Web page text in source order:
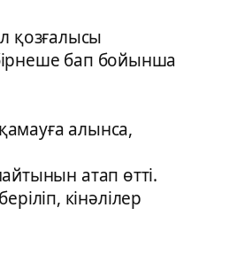
қозғалысы
бап бойынша
алынса,
атап өтті.
кінәлілер